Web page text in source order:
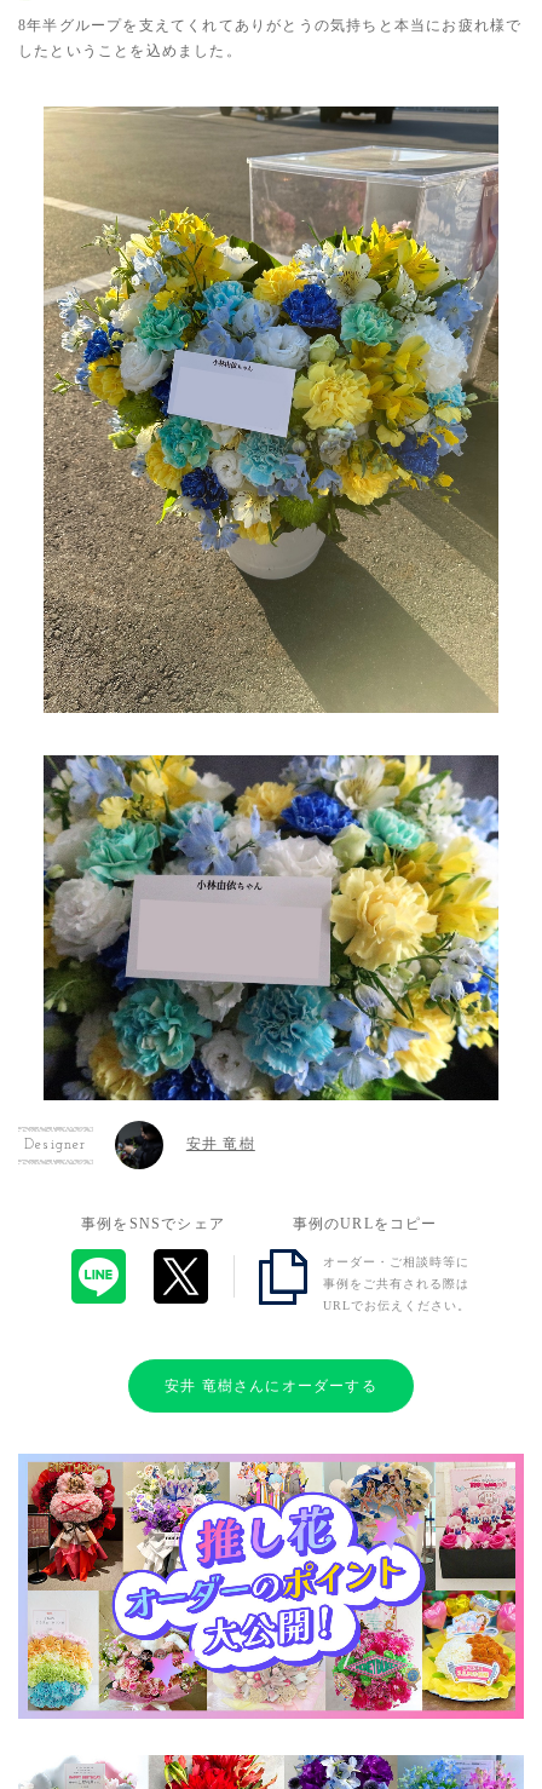
8年半グループを支えてくれてありがとうの気持ちと本当にお疲れ様で
したということを込めました。
Designer 安井 竜樹
事例をSNSでシェア 事例のURLをコピー
オーダー・ご相談時等に
事例をご共有される際は
URLでお伝えください。
安井 竜樹さんにオーダーする